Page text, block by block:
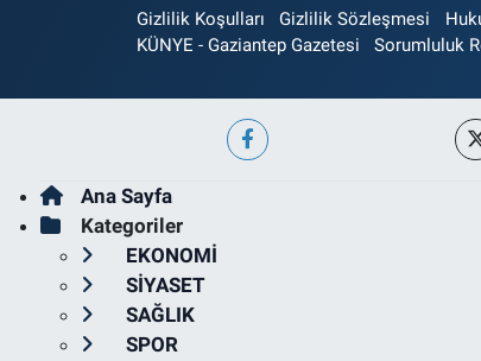
Gizlilik Koşulları Gizlilik Sözleşmesi
KÜNYE - Gaziantep Gazetesi
Sorumluluk
Ana Sayfa
Kategoriler
EKONOMİ
SİYASET
SAĞLIK
SPOR